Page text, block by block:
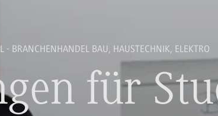
- BRANCHENHANDEL BAU, HAUSTECHNIK, ELEKTRO
für